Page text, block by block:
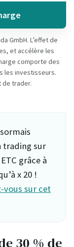
GmbH. L’effet de
et accélère les
comporte des
les investisseurs.
de trader.
trading sur
grâce à
x 20 !
vous sur cet
30 % de